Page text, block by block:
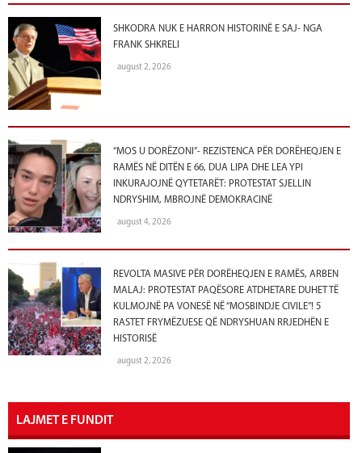
SHKODRA NUK E HARRON HISTORINË E SAJ- NGA
FRANK SHKRELI
august 2, 2026
“MOS U DORËZONI”- REZISTENCA PËR DORËHEQJEN E
RAMËS NË DITËN E 66, DUA LIPA DHE LEA YPI
INKURAJOJNË QYTETARËT: PROTESTAT SJELLIN
NDRYSHIM, MBROJNË DEMOKRACINË
august 4, 2026
REVOLTA MASIVE PËR DORËHEQJEN E RAMËS, ARBEN
MALAJ: PROTESTAT PAQËSORE ATDHETARE DUHET TË
KULMOJNË PA VONESË NË “MOSBINDJE CIVILE”! 5
RASTET FRYMËZUESE QË NDRYSHUAN RRJEDHËN E
HISTORISË
august 2, 2026
LAJMET E FUNDIT